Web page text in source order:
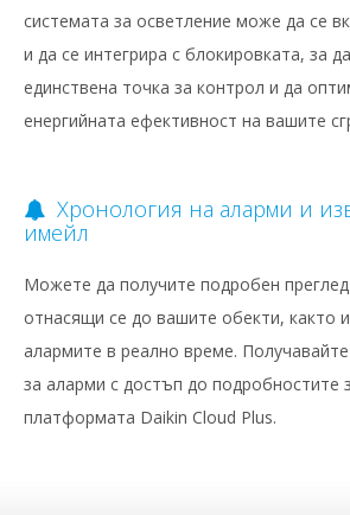
системата за осветление може да се
и да се интегрира с блокировката, за
единствена точка за контрол и да
енергийната ефективност на вашите
Хронология на аларми и
имейл
Можете да получите подробен
отнасящи се до вашите обекти, както
алармите в реално време.
за аларми с достъп до подробностите
платформата Daikin Cloud Plus.